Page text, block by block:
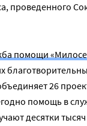
проведенного
помощи
26
помощь в
десятки